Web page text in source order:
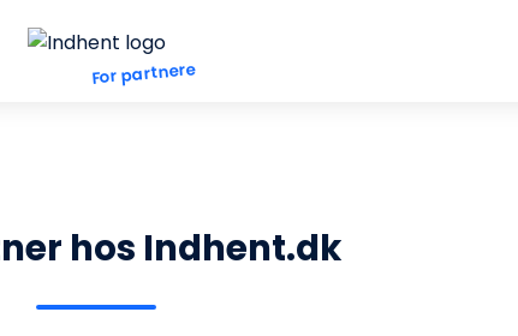
hos Indhent.dk